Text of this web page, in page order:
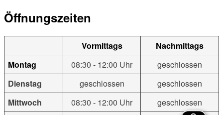
Öffnungszeiten
Vormittags
Nachmittags
Montag
08:30 - 12:00 Uhr
geschlossen
Dienstag
geschlossen
geschlossen
Mittwoch
08:30 - 12:00 Uhr
geschlossen